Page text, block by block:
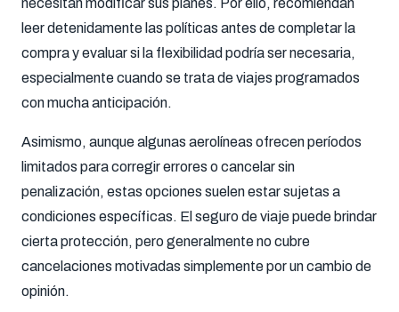
leer detenidamente las políticas antes de completar la
compra y evaluar si la flexibilidad podría ser necesaria,
especialmente cuando se trata de viajes programados
con mucha anticipación.
Asimismo, aunque algunas aerolíneas ofrecen períodos
limitados para corregir errores o cancelar sin
penalización, estas opciones suelen estar sujetas a
condiciones específicas. El seguro de viaje puede brindar
cierta protección, pero generalmente no cubre
cancelaciones motivadas simplemente por un cambio de
opinión.